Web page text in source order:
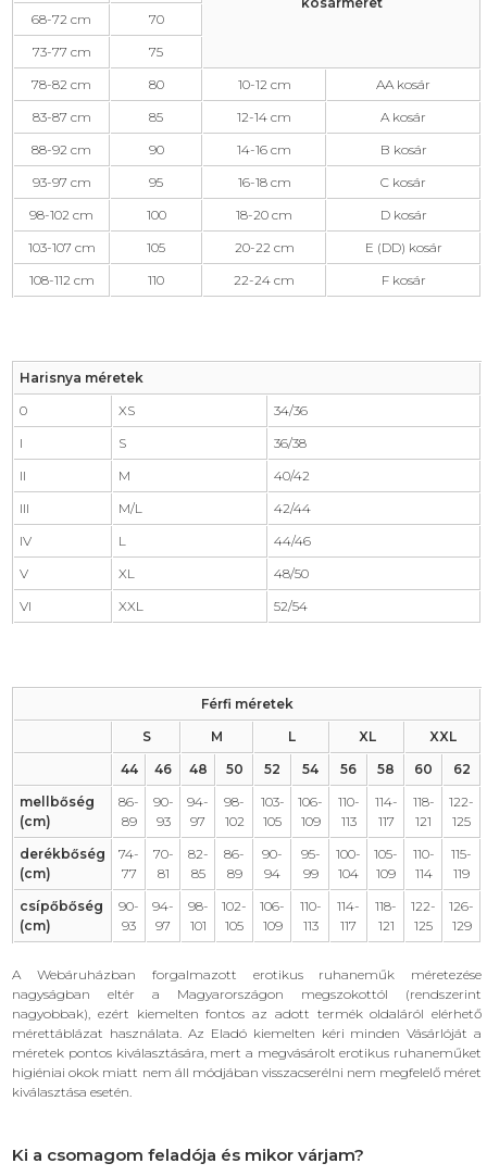
68-72 cm
70
73-77 cm
75
78-82 cm
80 10-12 cm
AA kosár
83-87 cm
85 12-14 cm
A kosár
88-92 cm
90 14-16 cm
B kosár
93-97 cm
95 16-18 cm
C kosár
98-102 cm
100 18-20 cm
D kosár
103-107 cm
105 20-22 cm
E (DD) kosár
108-112 cm
110 22-24 cm F kosár
Harisnya méretek
0
XS
34/36
I
S
36/38
II
M
40/42
III
M/L
42/44
IV
L
44/46
V
XL
48/50
VI
XXL 52/54
Férfi méretek
S
M L XL
XXL
44
46 48 50 52 54 56 58 60
62
mellbőség
(cm)
86-
89
90-
93
94-
97
98-
102
103-
105
106-
109
110-
113
114-
117
118-
121
122-
125
derékbőség
(cm)
74-
77
70-
81
82-
85
86-
89
90-
94
95-
99
100-
104
105-
109
110-
114
115-
119
csípőbőség
(cm)
90-
93
94-
97
98-
101
102-
105
106-
109
110-
113
114-
117
118-
121
122-
125
126-
129
A Webáruházban forgalmazott erotikus ruhaneműk méretezése
nagyságban eltér a Magyarországon megszokottól (rendszerint
nagyobbak), ezért kiemelten fontos az adott termék oldaláról elérhető
mérettáblázat használata. Az Eladó kiemelten kéri minden Vásárlóját a
méretek pontos kiválasztására, mert a megvásárolt erotikus ruhaneműket
higiéniai okok miatt nem áll módjában visszacserélni nem megfelelő méret
kiválasztása esetén.
Ki a csomagom feladója és mikor várjam?